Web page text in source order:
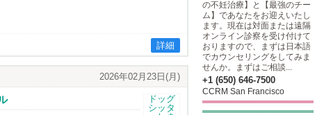
詳細
2026年02月23日(月)
の不妊治療】と【最強のチー
ム】であなたをお迎えいたし
ます。現在は対面または遠隔
オンライン診察を受け付けて
おりますので、まずは日本語
でカウンセリングをしてみま
せんか。まずはご相談...
+1 (650) 646-7500
CCRM San Francisco